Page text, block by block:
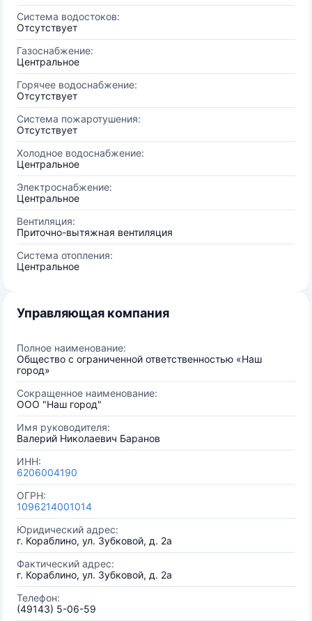
Система водостоков:
Отсутствует
Газоснабжение:
Центральное
Горячее водоснабжение:
Отсутствует
Система пожаротушения:
Отсутствует
Холодное водоснабжение:
Центральное
Электроснабжение:
Центральное
Вентиляция:
Приточно-вытяжная вентиляция
Система отопления:
Центральное
Управляющая компания
Полное наименование:
Общество с ограниченной ответственностью «Наш
город»
Сокращенное наименование:
ООО "Наш город"
Имя руководителя:
Валерий Николаевич Баранов
ИНН:
6206004190
ОГРН:
1096214001014
Юридический адрес:
г. Кораблино, ул. Зубковой, д. 2а
Фактический адрес:
г. Кораблино, ул. Зубковой, д. 2а
Телефон:
(49143) 5-06-59